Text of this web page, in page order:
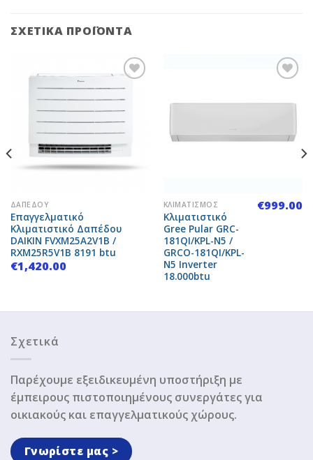
ΣΧΕΤΙΚΆ ΠΡΟΪΌΝΤΑ
Add to
Wishlist
ΔΑΠΈΔΟΥ
Επαγγελματικό
Κλιματιστικό Δαπέδου
DAIKIN FVXM25A2V1B /
RXM25R5V1B 8191 btu
€1,420.00
ΚΛΙΜΑΤΙΣΜΌΣ
Κλιματιστικό
Gree Pular GRC-
181QI/KPL-N5 /
GRCO-181QI/KPL-
N5 Inverter
18.000btu
€999.00
Σχετικά
Παρέχουμε εξειδικευμένη υποστήριξη με
έμπειρους πιστοποιημένους συνεργάτες για
οικιακούς και επαγγελματικούς χώρους.
Γνωρίστε μας >